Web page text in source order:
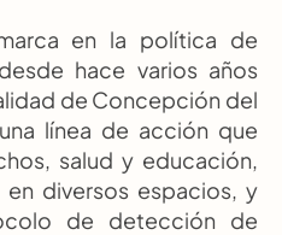
en la política de
hace varios años
de Concepción del
línea de acción que
salud y educación,
diversos espacios, y
de detección de